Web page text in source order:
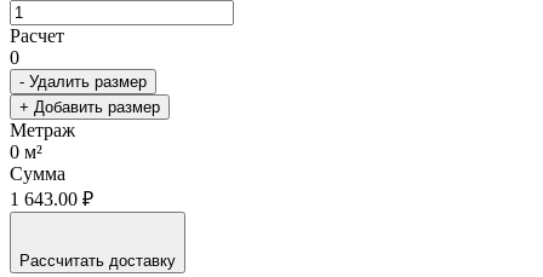
Расчет
0
- Удалить размер
+ Добавить размер
Метраж
0 м²
Сумма
1 643.00 ₽
Рассчитать доставку